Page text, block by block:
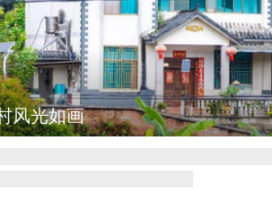
图集
安徽长丰：葡萄丰收采摘忙